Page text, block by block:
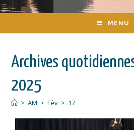
MENU
Archives
2025
> AM > Fév > 17